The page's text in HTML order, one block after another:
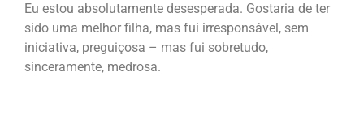
Eu estou absolutamente desesperada. Gostaria de ter
sido uma melhor filha, mas fui irresponsável, sem
iniciativa, preguiçosa – mas fui sobretudo,
sinceramente, medrosa.